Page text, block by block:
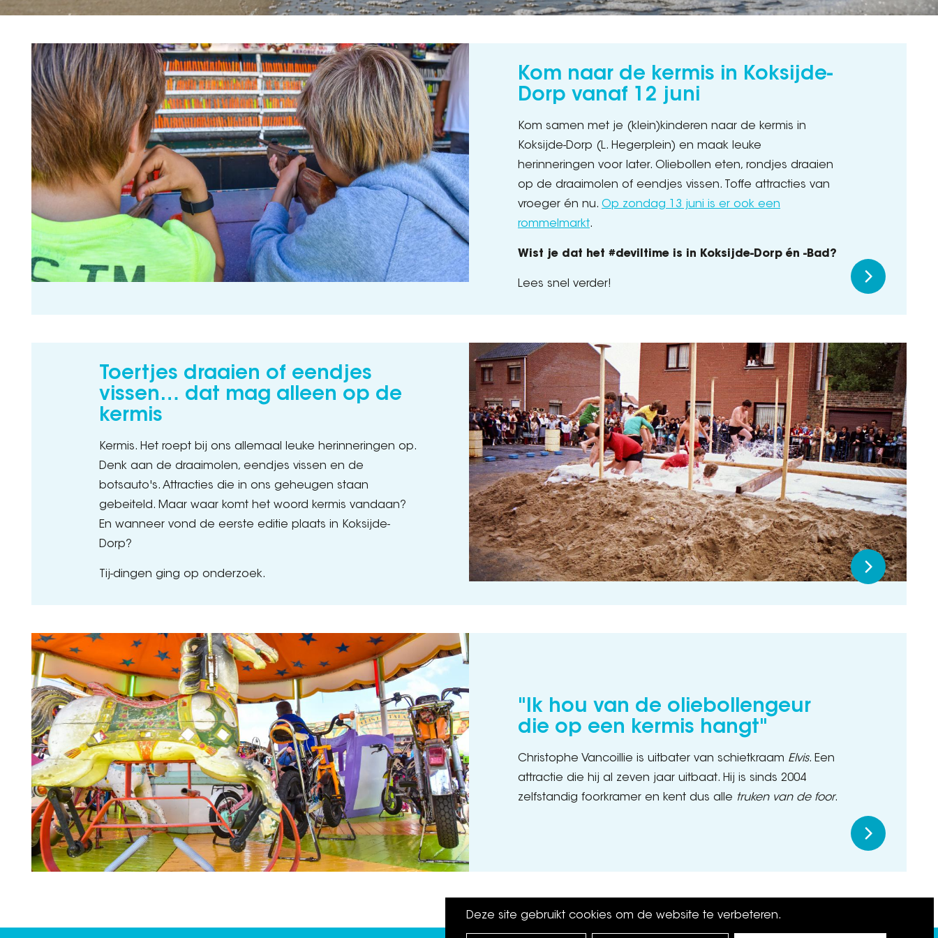
Kom naar de kermis in Koksijde-
Dorp vanaf 12 juni
Kom samen met je (klein)kinderen naar de kermis in
Koksijde-Dorp (L. Hegerplein) en maak leuke
herinneringen voor later. Oliebollen eten, rondjes draaien
op de draaimolen of eendjes vissen. Toffe attracties van
vroeger én nu. Op zondag 13 juni is er ook een
rommelmarkt.
Wist je dat het #deviltime is in Koksijde-Dorp én -Bad?
Lees snel verder!
Toertjes draaien of eendjes
vissen… dat mag alleen op de
kermis
Kermis. Het roept bij ons allemaal leuke herinneringen op.
Denk aan de draaimolen, eendjes vissen en de
botsauto's. Attracties die in ons geheugen staan
gebeiteld. Maar waar komt het woord kermis vandaan?
En wanneer vond de eerste editie plaats in Koksijde-
Dorp?
Tij-dingen ging op onderzoek.
"Ik hou van de oliebollengeur
die op een kermis hangt"
Christophe Vancoillie is uitbater van schietkraam Elvis. Een
attractie die hij al zeven jaar uitbaat. Hij is sinds 2004
zelfstandig foorkramer en kent dus alle truken van de foor.
Deze site gebruikt cookies om de website te verbeteren.